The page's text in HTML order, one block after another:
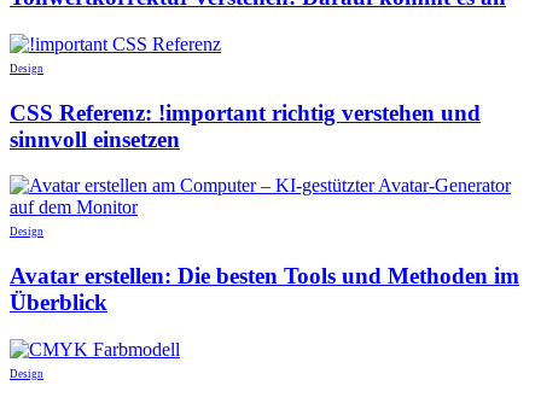
Design
CSS Referenz: !important richtig verstehen und
sinnvoll einsetzen
Design
Avatar erstellen: Die besten Tools und Methoden im
Überblick
Design